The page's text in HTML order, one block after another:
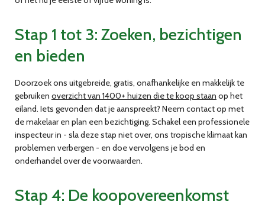
Stap 1 tot 3: Zoeken, bezichtigen
en bieden
Doorzoek ons uitgebreide, gratis, onafhankelijke en makkelijk te
gebruiken overzicht van 1400+ huizen die te koop staan op het
eiland. Iets gevonden dat je aanspreekt? Neem contact op met
de makelaar en plan een bezichtiging. Schakel een professionele
inspecteur in - sla deze stap niet over, ons tropische klimaat kan
problemen verbergen - en doe vervolgens je bod en
onderhandel over de voorwaarden.
Stap 4: De koopovereenkomst